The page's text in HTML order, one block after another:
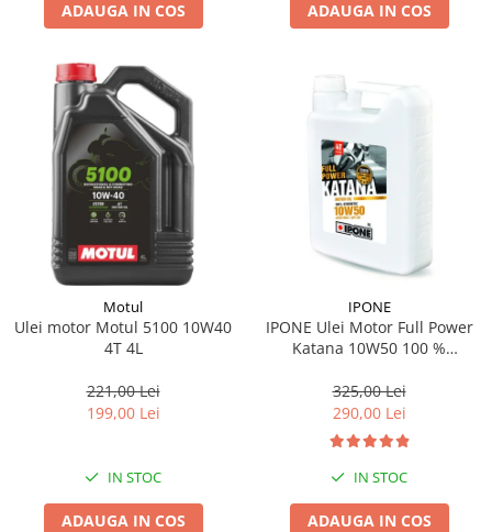
Suporti si placi prindere
ADAUGA IN COS ADAUGA IN COS
Motul
Ulei motor Motul 5100 10W40
4T 4L
221,00 Lei
199,00 Lei
IN STOC
ADAUGA IN COS
IPONE
IPONE Ulei Motor Full Power
Katana 10W50 100 %
325,00 Lei
290,00 Lei
IN STOC
ADAUGA IN COS